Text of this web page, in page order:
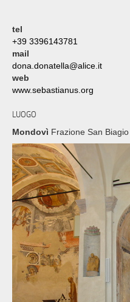
tel
+39 3396143781
mail
dona.donatella@alice.it
web
www.sebastianus.org
LUOGO
Mondovì Frazione San Biagio